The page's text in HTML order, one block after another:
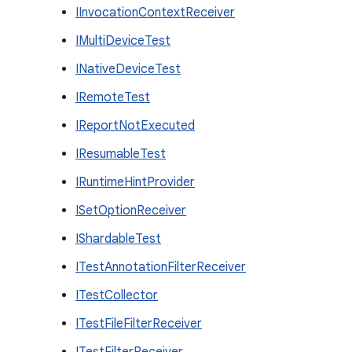
IInvocationContextReceiver
IMultiDeviceTest
INativeDeviceTest
IRemoteTest
IReportNotExecuted
IResumableTest
IRuntimeHintProvider
ISetOptionReceiver
IShardableTest
ITestAnnotationFilterReceiver
ITestCollector
ITestFileFilterReceiver